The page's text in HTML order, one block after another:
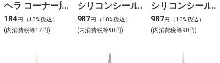
ヘラ コーナー用
184円（10%税込）
(内消費税等17円)
シリコンシール
333ml グレー
987円（10%税込）
(内消費税等90円)
シリコンシール
333ml ホワイト
987円（10%税込）
(内消費税等90円)